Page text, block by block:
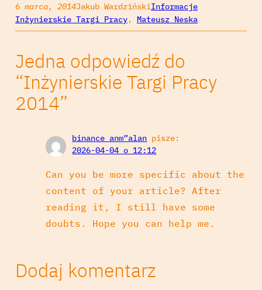
6 marca, 2014Jakub WardzińskiInformacje
Inżynierskie Targi Pracy, Mateusz Neska
Jedna odpowiedź do
“Inżynierskie Targi Pracy
2014”
binance anm”alan pisze:
2026-04-04 o 12:12
Can you be more specific about the
content of your article? After
reading it, I still have some
doubts. Hope you can help me.
Dodaj komentarz